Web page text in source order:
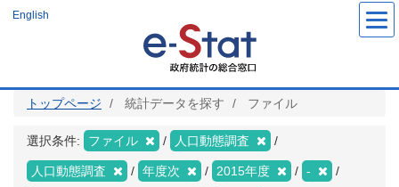
ツ
English
トップページ 統計データを探す ファイル
選択条件: ファイル 人口動態調査
人口動態調査 年度次 2015年度 -